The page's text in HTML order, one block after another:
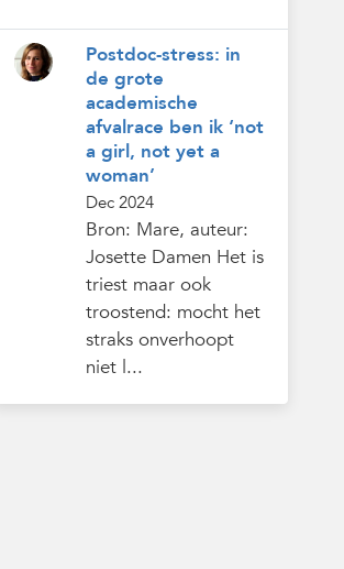
Postdoc-stress: in
de grote
academische
afvalrace ben ik ‘not
a girl, not yet a
woman’
Dec 2024
Bron: Mare, auteur:
Josette Damen Het is
triest maar ook
troostend: mocht het
straks onverhoopt
niet l...